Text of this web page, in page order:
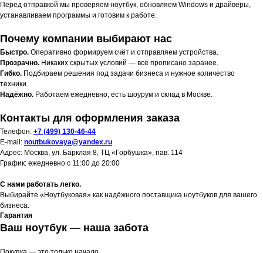
Перед отправкой мы проверяем ноутбук, обновляем Windows и драйверы,
устанавливаем программы и готовим к работе.
Почему компании выбирают нас
Быстро. Оперативно формируем счёт и отправляем устройства.
Прозрачно. Никаких скрытых условий — всё прописано заранее.
Гибко. Подбираем решения под задачи бизнеса и нужное количество
техники.
Надёжно. Работаем ежедневно, есть шоурум и склад в Москве.
Контакты для оформления заказа
Телефон: +7 (499) 130-46-44
E-mail: noutbukovaya@yandex.ru
Адрес: Москва, ул. Барклая 8, ТЦ «Горбушка», пав. 114
График: ежедневно с 11:00 до 20:00
С нами работать легко.
Выбирайте «Ноутбуковая» как надёжного поставщика ноутбуков для вашего
бизнеса.
Гарантия
Ваш ноутбук — наша забота